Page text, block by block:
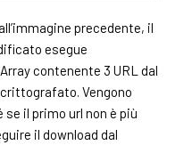
precedente, il
esegue
contenente 3 URL dal
Vengono
il primo url non è più
il download dal